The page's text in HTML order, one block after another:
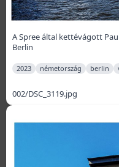
A Spree által kettévágott
Berlin
2023 németország berlin
002/DSC_3119.jpg